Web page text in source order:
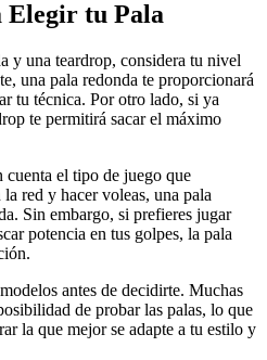
Elegir tu Pala
y una teardrop, considera tu nivel
una pala redonda te proporcionará
tu técnica. Por otro lado, si ya
te permitirá sacar el máximo
cuenta el tipo de juego que
red y hacer voleas, una pala
Sin embargo, si prefieres jugar
potencia en tus golpes, la pala
antes de decidirte. Muchas
de probar las palas, lo que
la que mejor se adapte a tu estilo y